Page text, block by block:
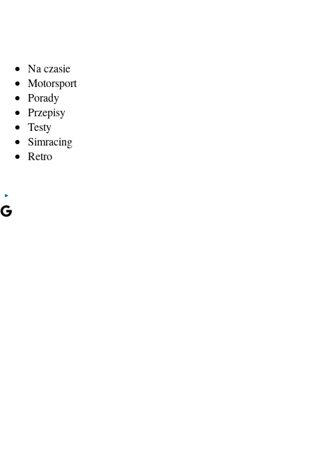
Na czasie
Motorsport
Porady
Przepisy
Testy
Simracing
Retro